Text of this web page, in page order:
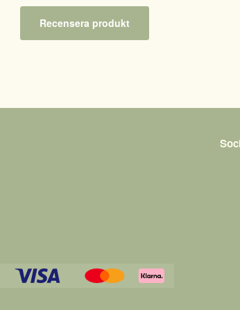
Recensera produkt